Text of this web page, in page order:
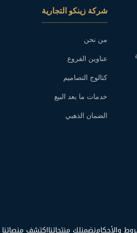
شركة زينكو التجارية
من نحن
عناوين الفروع
كتالوج التصاميم
خدمات ما بعد البيع
الضمان الذهبي
والأحكامنضمنلك منتجاتنااكتشف منصاتنا